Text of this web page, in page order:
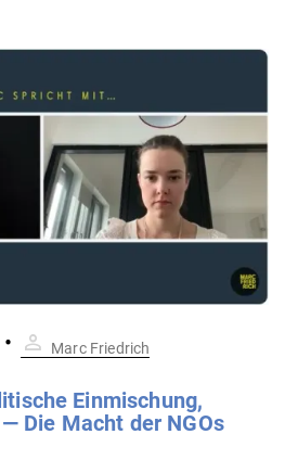
Marc Friedrich
Ein­mi­schung,
Die Macht der NGOs